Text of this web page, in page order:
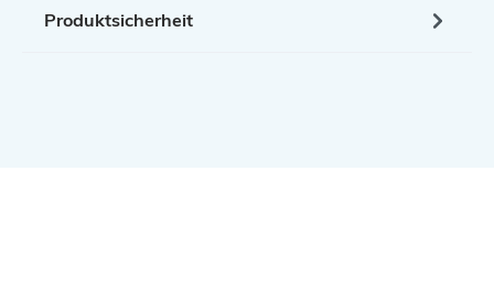
Produktsicherheit